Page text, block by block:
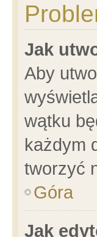
Jak
Aby
wątku
każdym
tworzyć
Góra
Jak